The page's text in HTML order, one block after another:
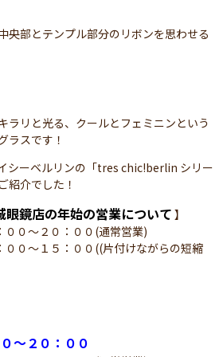
央部とテンプル部分のリボンを思わせる
ラリと光る、クールとフェミニンという
ラスです！
シーベルリンの「tres chic!berlin シリー
紹介でした！
眼鏡店の年始の営業について】
０～２０：００(通常営業)
０～１５：００((片付けながらの短縮
～２０：００